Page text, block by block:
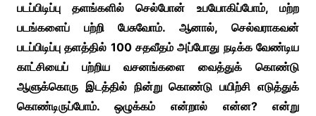
படப்பிடிப்பு தளங்களில் செல்போன் உபயோகிப்போம், மற்ற
படங்களைப் பற்றி பேசுவோம். ஆனால், செல்வராகவன்
படப்பிடிப்பு தளத்தில் 100 சதவீதம் அப்போது நடிக்க வேண்டிய
காட்சியைப் பற்றிய வசனங்களை வைத்துக் கொண்டு
ஆளுக்கொரு இடத்தில் நின்று கொண்டு பயிற்சி எடுத்துக்
கொண்டிருப்போம். ஒழுக்கம் என்றால் என்ன? என்று